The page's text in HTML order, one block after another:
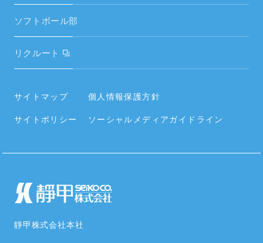
空調周辺部材
住宅設備
財務ハイライト
内部統制システムの整備に関する基本方針
情報セキュリティポリシー
ご挨拶
会社概要・役員・沿革
事業所／関連会社
社員の働く環境
ソフトボール部
リクルート
サイトマップ 個人情報保護方針
サイトポリシー ソーシャルメディアガイドライン
靜甲株式会社本社